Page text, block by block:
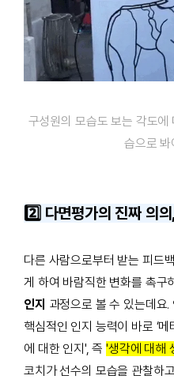
구성원의 모습도 보는 각도
습으로 봐
2️⃣ 다면평가의 진짜 의
다른 사람으로부터 받는 피드
게 하여 바람직한 변화를 촉구
인지 과정으로 볼 수 있는데요
핵심적인 인지 능력이 바로 ‘메
에 대한 인지', 즉'생각에 대해
코치가 선수의 모습을 관찰하